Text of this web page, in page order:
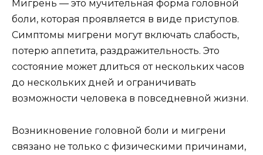
Мигрень — это мучительная форма головной
боли, которая проявляется в виде приступов.
Симптомы мигрени могут включать слабость,
потерю аппетита, раздражительность. Это
состояние может длиться от нескольких часов
до нескольких дней и ограничивать
возможности человека в повседневной жизни.
Возникновение головной боли и мигрени
связано не только с физическими причинами,